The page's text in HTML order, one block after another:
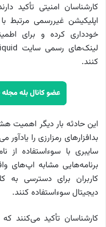
کارشناسان امنیتی تأکید
اپلیکیشن غیررسمی مرتبط
خودداری کرده و برای
کنند.
این حادثه بار دیگر اهمیت
بدافزارهای رمزارزی را
سایبری با سوءاستفاده از
برنامه‌هایی مشابه اپ‌های
کاربران برای دسترسی
دیجیتال سوءاستفاده کنند.
کارشناسان تأکید می‌کنند